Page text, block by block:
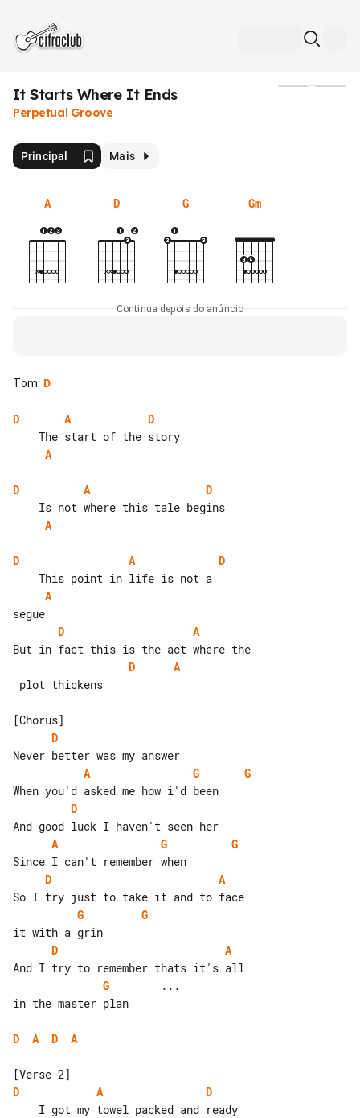
It Starts Where It Ends
Perpetual Groove
Principal Mais
A D G Gm
Continua depois do anúncio
Tom: D
D A
D
A
D A
D
A
D A
D
A
D
A
D
A
D
A
G
G
D
A
G
G
D
A
G
G
D
A
G
        ...
in the master plan
D A D A
D
A
D